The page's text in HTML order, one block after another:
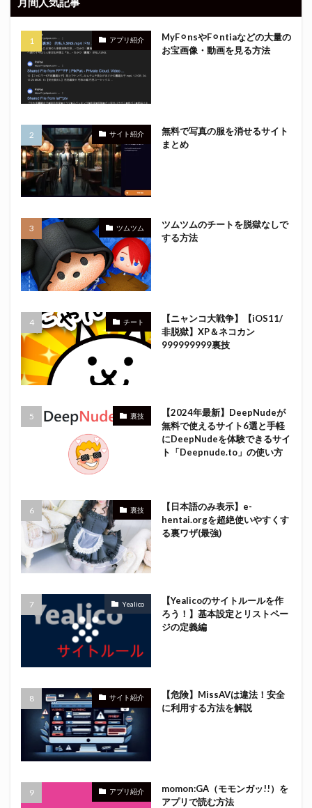
アプリ紹介
MyF⚪︎nsやF⚪︎ntiaなどの大量の
お宝画像・動画を見る方法
サイト紹介
無料で写真の服を消せるサイト
まとめ
ツムツム
ツムツムのチートを脱獄なしで
する方法
チート
【ニャンコ大戦争】【iOS11/
非脱獄】XP＆ネコカン
999999999裏技
裏技
【2024年最新】DeepNudeが
無料で使えるサイト6選と手軽
にDeepNudeを体験できるサイ
ト「Deepnude.to」の使い方
裏技
【日本語のみ表示】e-
hentai.orgを超絶使いやすくす
る裏ワザ(最強)
Yealico
【Yealicoのサイトルールを作
ろう！】基本設定とリストペー
ジの定義編
サイト紹介
【危険】MissAVは違法！安全
に利用する方法を解説
アプリ紹介
momon:GA（モモンガッ!!）を
アプリで読む方法